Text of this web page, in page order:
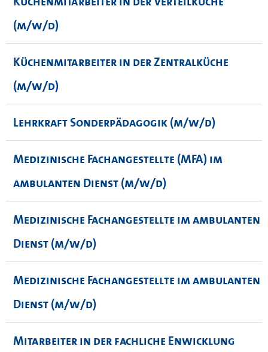
(m/w/d)
Küchenmitarbeiter in der Zentralküche
(m/w/d)
Lehrkraft Sonderpädagogik (m/w/d)
Medizinische Fachangestellte (MFA) im
ambulanten Dienst (m/w/d)
Medizinische Fachangestellte im ambulanten
Dienst (m/w/d)
Medizinische Fachangestellte im ambulanten
Dienst (m/w/d)
Mitarbeiter in der fachliche Enwicklung